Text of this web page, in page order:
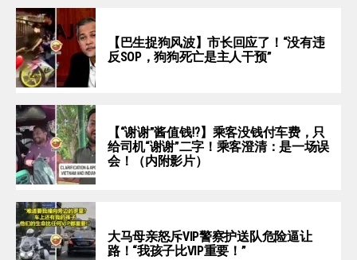
【巴生捉狗风波】市长回应了！“没有违
反SOP，狗狗死亡是主人干预”
【“谢谢”酱值钱⁉️】乘客没钱付车费，只
给司机“谢谢”二字！乘客澄清：是一场误
会！（内附影片）
大马母亲怒斥VIP警察护送队危险逼让
路！“我孩子比VIP重要！”